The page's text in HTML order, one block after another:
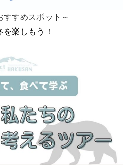
すめスポット～
楽しもう！